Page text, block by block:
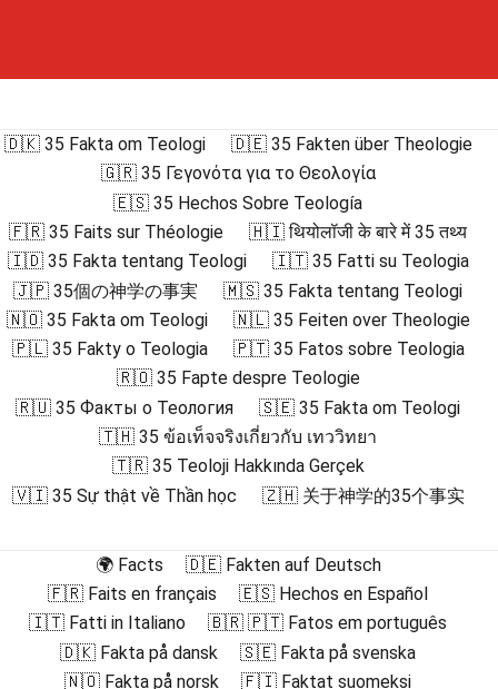
🇩🇰 35 Fakta om Teologi
🇩🇪 35 Fakten über Theologie
🇬🇷 35 Γεγονότα για το Θεολογία
🇪🇸 35 Hechos Sobre Teología
🇫🇷 35 Faits sur Théologie
🇭🇮 थियोलॉजी के बारे में 35 तथ्य
🇮🇩 35 Fakta tentang Teologi
🇮🇹 35 Fatti su Teologia
🇯🇵 35個の神学の事実
🇲🇸 35 Fakta tentang Teologi
🇳🇴 35 Fakta om Teologi
🇳🇱 35 Feiten over Theologie
🇵🇱 35 Fakty o Teologia
🇵🇹 35 Fatos sobre Teologia
🇷🇴 35 Fapte despre Teologie
🇷🇺 35 Факты о Теология
🇸🇪 35 Fakta om Teologi
🇹🇭 35 ข้อเท็จจริงเกี่ยวกับ เทววิทยา
🇹🇷 35 Teoloji Hakkında Gerçek
🇻🇮 35 Sự thật về Thần học
🇿🇭 关于神学的35个事实
🌍 Facts
🇩🇪 Fakten auf Deutsch
🇫🇷 Faits en français
🇪🇸 Hechos en Español
🇮🇹 Fatti in Italiano
🇧🇷 🇵🇹 Fatos em português
🇩🇰 Fakta på dansk
🇸🇪 Fakta på svenska
🇳🇴 Fakta på norsk
🇫🇮 Faktat suomeksi